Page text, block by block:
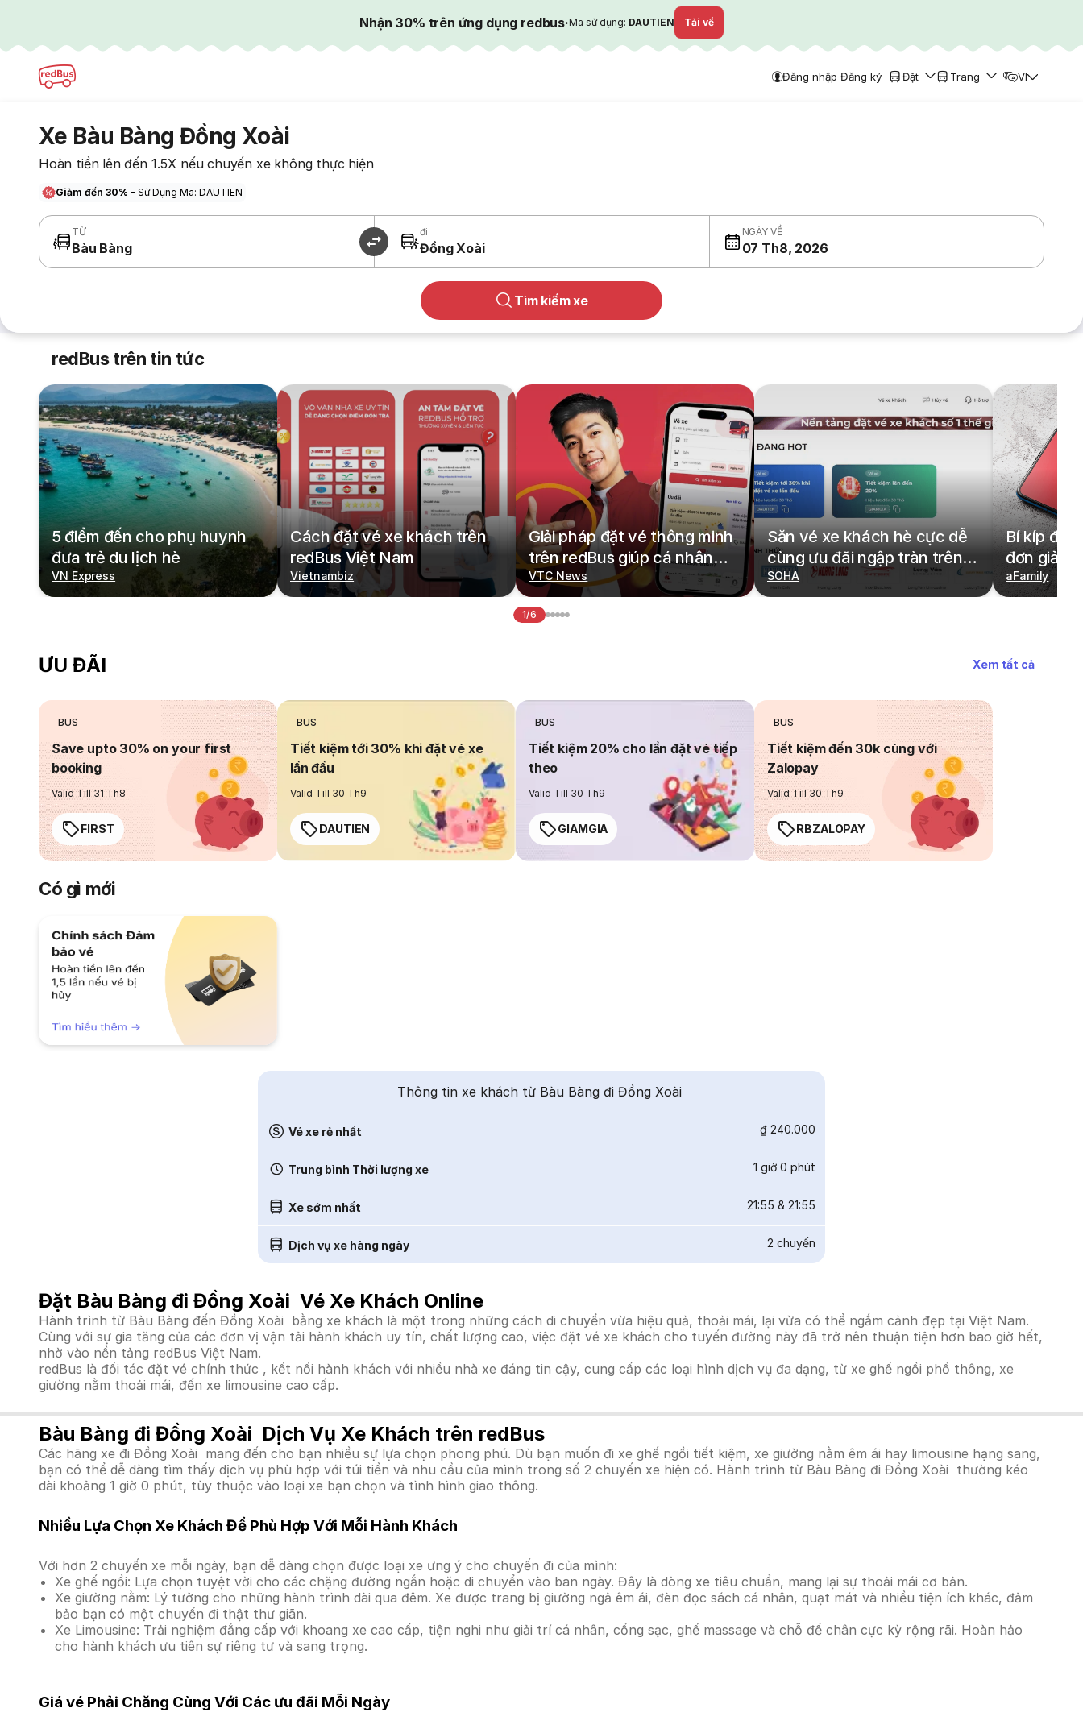
Nhận 30% trên ứng dụng redbus·Mã sử dụng: DAUTIEN Tải về
Đăng nhập Đăng ký Đặt Trang VI
Xe Bàu Bàng Đồng Xoài
Hoàn tiền lên đến 1.5X nếu chuyến xe không thực hiện
Giảm đến 30% - Sử Dụng Mã: DAUTIEN
TỪ
Bàu Bàng
đi
Đồng Xoài
NGÀY VỀ
07 Th8, 2026
Tìm kiếm xe
redBus trên tin tức
5 điểm đến cho phụ huynh
đưa trẻ du lịch hè
VN Express
Cách đặt vé xe khách trên
redBus Việt Nam
Vietnambiz
Giải pháp đặt vé thông minh
trên redBus giúp cá nhân
hoá hành trình di chuyển
VTC News
Săn vé xe khách hè cực dễ
cùng ưu đãi ngập tràn trên
redBus
SOHA
Bí kíp đặt
đơn giản,
cả gia
aFamily
1/6
ƯU ĐÃI Xem tất cả
BUS
Save upto 30% on your first
booking
Valid Till 31 Th8
FIRST
BUS
Tiết kiệm tới 30% khi đặt vé xe
lần đầu
Valid Till 30 Th9
DAUTIEN
BUS
Tiết kiệm 20% cho lần đặt vé tiếp
theo
Valid Till 30 Th9
GIAMGIA
BUS
Tiết kiệm đến 30k cùng với
Zalopay
Valid Till 30 Th9
RBZALOPAY
Có gì mới
Thông tin xe khách từ Bàu Bàng đi Đồng Xoài
Vé xe rẻ nhất ₫ 240.000
Trung bình Thời lượng xe 1 giờ 0 phút
Xe sớm nhất 21:55 & 21:55
Dịch vụ xe hàng ngày 2 chuyến
Đặt Bàu Bàng đi Đồng Xoài Vé Xe Khách Online
Hành trình từ Bàu Bàng đến Đồng Xoài bằng xe khách là một trong những cách di chuyển vừa hiệu quả, thoải mái, lại vừa có thể ngắm cảnh đẹp tại Việt Nam.
Cùng với sự gia tăng của các đơn vị vận tải hành khách uy tín, chất lượng cao, việc đặt vé xe khách cho tuyến đường này đã trở nên thuận tiện hơn bao giờ hết,
nhờ vào nền tảng redBus Việt Nam.
redBus là đối tác đặt vé chính thức , kết nối hành khách với nhiều nhà xe đáng tin cậy, cung cấp các loại hình dịch vụ đa dạng, từ xe ghế ngồi phổ thông, xe
giường nằm thoải mái, đến xe limousine cao cấp.
Bàu Bàng đi Đồng Xoài Dịch Vụ Xe Khách trên redBus
Các hãng xe đi Đồng Xoài mang đến cho bạn nhiều sự lựa chọn phong phú. Dù bạn muốn đi xe ghế ngồi tiết kiệm, xe giường nằm êm ái hay limousine hạng sang,
bạn có thể dễ dàng tìm thấy dịch vụ phù hợp với túi tiền và nhu cầu của mình trong số 2 chuyến xe hiện có. Hành trình từ Bàu Bàng đi Đồng Xoài thường kéo
dài khoảng 1 giờ 0 phút, tùy thuộc vào loại xe bạn chọn và tình hình giao thông.
Nhiều Lựa Chọn Xe Khách Để Phù Hợp Với Mỗi Hành Khách
Với hơn 2 chuyến xe mỗi ngày, bạn dễ dàng chọn được loại xe ưng ý cho chuyến đi của mình:
Xe ghế ngồi: Lựa chọn tuyệt vời cho các chặng đường ngắn hoặc di chuyển vào ban ngày. Đây là dòng xe tiêu chuẩn, mang lại sự thoải mái cơ bản.
Xe giường nằm: Lý tưởng cho những hành trình dài qua đêm. Xe được trang bị giường ngả êm ái, đèn đọc sách cá nhân, quạt mát và nhiều tiện ích khác, đảm
bảo bạn có một chuyến đi thật thư giãn.
Xe Limousine: Trải nghiệm đẳng cấp với khoang xe cao cấp, tiện nghi như giải trí cá nhân, cổng sạc, ghế massage và chỗ để chân cực kỳ rộng rãi. Hoàn hảo
cho hành khách ưu tiên sự riêng tư và sang trọng.
Giá vé Phải Chăng Cùng Với Các ưu đãi Mỗi Ngày